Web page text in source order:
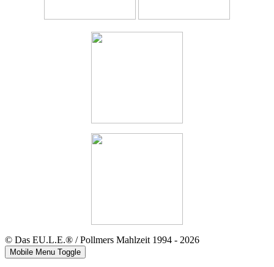
© Das EU.L.E.® / Pollmers Mahlzeit 1994 - 2026
Mobile Menu Toggle